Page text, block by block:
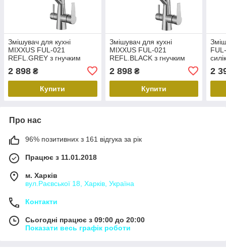
Змішувач для кухні
MIXXUS FUL-021
REFL.GREY з гнучким
SUS304 з виходом для
питної води (Колір
нерж+вилив
2 898 ₴
Купити
Змішувач для кухні
MIXXUS FUL-021
REFL.BLACK з гнучким
SUS304 з виходом для
питної води (Колір
нерж+вилив
2 898₴
Купити
2
Про нас
96% позитивних з 161 відгука за рік
Працює з 11.01.2018
м. Харків
вул.Раєвської 18, Харків, Україна
Контакти
Сьогодні працює з 09:00 до 20:00
Показати весь графік роботи